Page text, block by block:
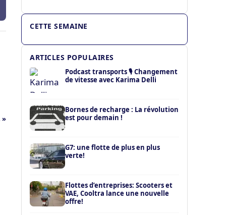
»
CETTE SEMAINE
ARTICLES POPULAIRES
Podcast transports 🎙️ Changement
de vitesse avec Karima Delli
Bornes de recharge : La révolution
est pour demain !
G7: une flotte de plus en plus
verte!
Flottes d’entreprises: Scooters et
VAE, Cooltra lance une nouvelle
offre!